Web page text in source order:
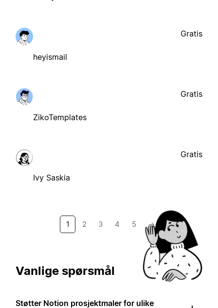
heyismail
Gratis
ZikoTemplates
Gratis
Ivy Saskia
Gratis
1 2 3 4 5 →
Vanlige spørsmål
Støtter Notion prosjektmaler for ulike